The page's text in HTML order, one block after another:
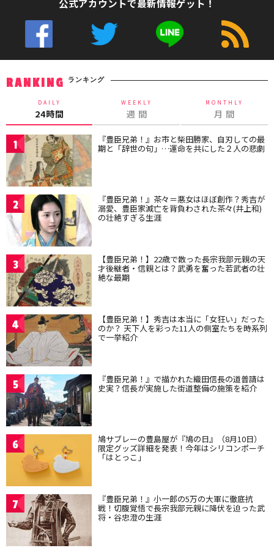
公式アカウントで最新情報ゲット！
RANKING ランキング
DAILY
24時間
WEEKLY
週 間
MONTHLY
月 間
1 『豊臣兄弟！』お市と柴田勝家、自刃しての最
期と「辞世の句」…運命を共にした２人の悲劇
2 『豊臣兄弟！』茶々＝悪女はほぼ創作？秀吉が
溺愛、豊臣家滅亡を背負わされた茶々(井上和)
の壮絶すぎる生涯
3 【豊臣兄弟！】22歳で散った長宗我部元親の天
才後継者・信親とは？武勇を奮った若武者の壮
絶な最期
4 【豊臣兄弟！】秀吉は本当に「女狂い」だった
のか？ 天下人を彩った11人の側室たちを時系列
で一挙紹介
5 『豊臣兄弟！』で描かれた織田信長の道普請は
史実？信長が実施した街道整備の施策を紹介
6 鳩サブレーの豊島屋が『鳩の日』（8月10日）
限定グッズ詳細を発表！今年はシリコンポーチ
「はとっこ」
7 『豊臣兄弟！』小一郎の5万の大軍に徹底抗
戦！切腹覚悟で長宗我部元親に降伏を迫った武
将・谷忠澄の生涯